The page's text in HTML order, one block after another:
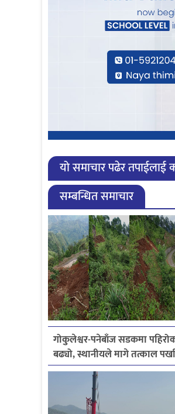
यो समाचार पढेर
सम्बन्धित समाचार
गोकुलेश्वर-पनेबाँज सडकमा
बढ्यो, स्थानीयले मागे तत्काल